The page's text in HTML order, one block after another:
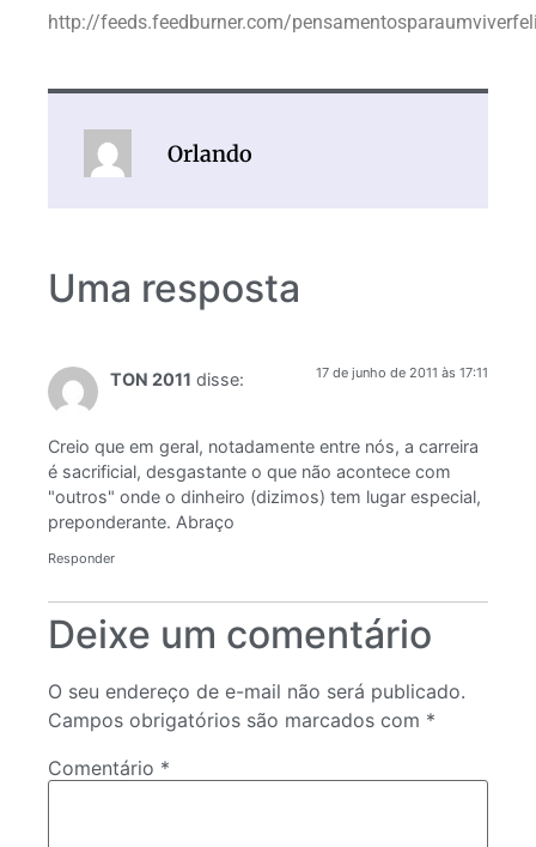
http://feeds.feedburner.com/
Orlando
Uma resposta
TON 2011 disse: 17 de junho de 2011 às 17:11
Creio que em geral, notadamente entre nós, a carreira
é sacrificial, desgastante o que não acontece com
"outros" onde o dinheiro (dizimos) tem lugar especial,
preponderante. Abraço
Responder
Deixe um comentário
O seu endereço de e-mail não será publicado.
Campos obrigatórios são marcados com *
Comentário *